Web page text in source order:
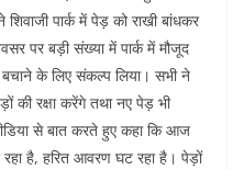
dI
n
t
पार्क में पेड़ को राखी बांधकर
पर बड़ी संख्या में पार्क में मौजूद
बचाने के लिए संकल्प लिया। सभी ने
की रक्षा करेंगे तथा नए पेड़ भी
से बात करते हुए कहा कि आज
है, हरित आवरण घट रहा है। पेड़ों